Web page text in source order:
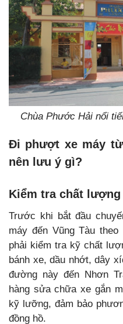
Chùa Phước Hải nổi
Đi phượt xe máy từ
nên lưu ý gì?
Kiểm tra chất lượng
Trước khi bắt đầu
máy đến Vũng Tàu
phải kiểm tra kỹ chất
bánh xe, dầu nhớt, dây
đường này đến Nhơn
hàng sửa chữa xe gắn
kỹ lưỡng, đảm bảo
đồng hồ.